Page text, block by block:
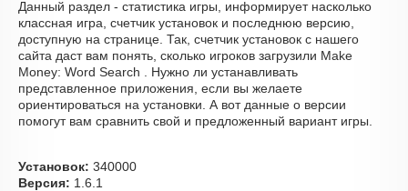
Данный раздел - статистика игры, информирует насколько
классная игра, счетчик установок и последнюю версию,
доступную на странице. Так, счетчик установок с нашего
сайта даст вам понять, сколько игроков загрузили Make
Money: Word Search . Нужно ли устанавливать
представленное приложения, если вы желаете
ориентироваться на установки. А вот данные о версии
помогут вам сравнить свой и предложенный вариант игры.
Установок: 340000
Версия: 1.6.1